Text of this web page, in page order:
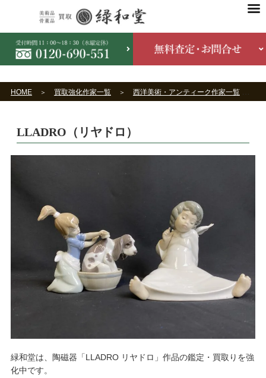
HOME 買取強化作家一覧 西洋美術・アンティーク作家一覧
LLADRO（リヤドロ）
緑和堂は、陶磁器「LLADRO リヤドロ」作品の鑑定・買取りを強
化中です。